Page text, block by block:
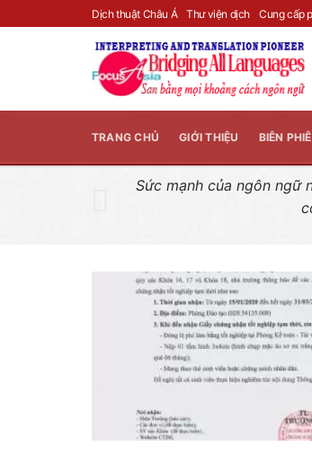
Dịch thuật Châu Á Thư viện dịch Cung cấp
TRANG CHỦ GIỚI THIỆU BIÊN
Sức mạnh của ngôn ngữ